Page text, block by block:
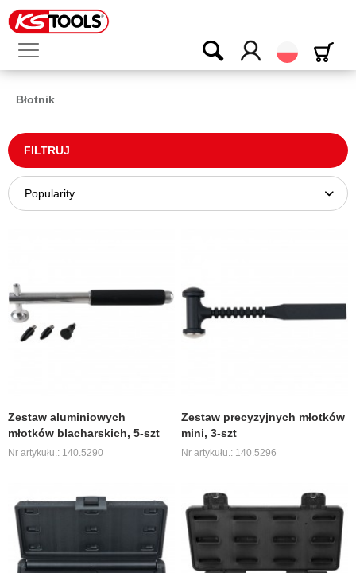
Polski
Błotnik
FILTRUJ
Zestaw aluminiowych
młotków blacharskich, 5-szt
Nr artykułu.: 140.5290
Zestaw precyzyjnych młotków
mini, 3-szt
Nr artykułu.: 140.5296